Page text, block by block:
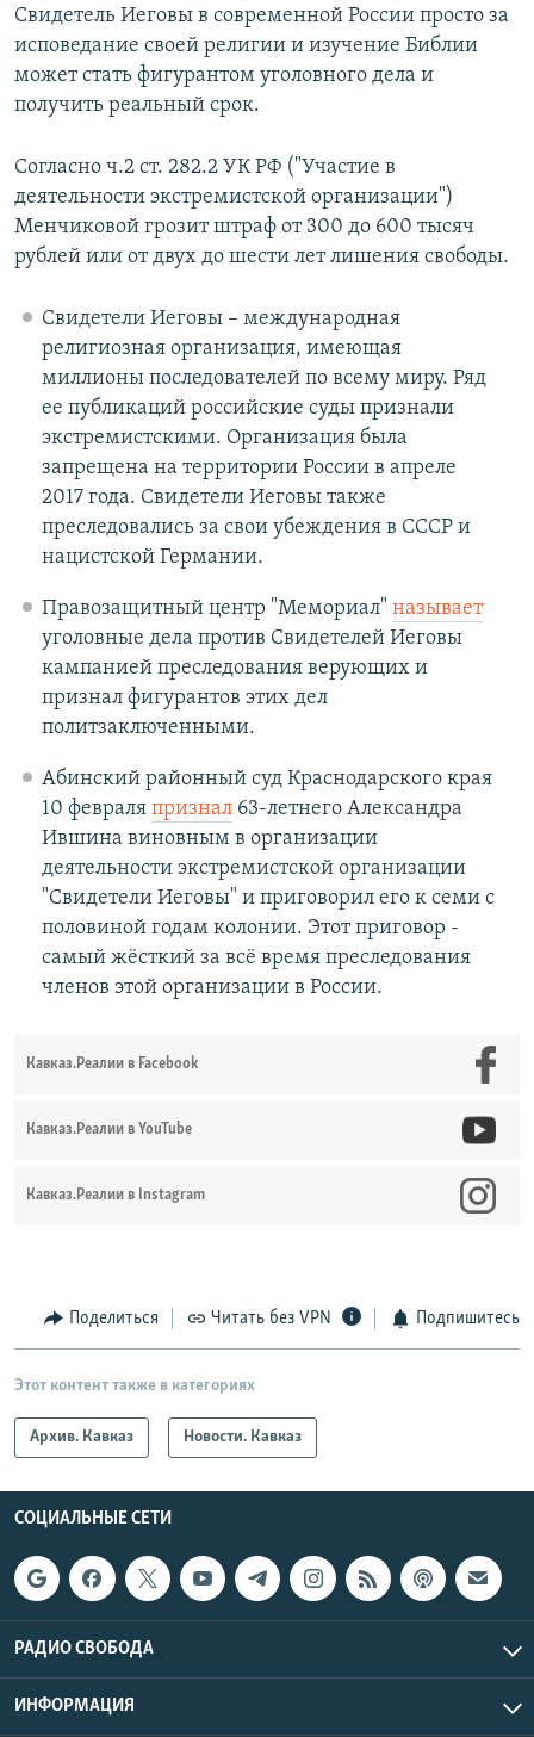
Свидетель Иеговы в современной России просто за
исповедание своей религии и изучение Библии
может стать фигурантом уголовного дела и
получить реальный срок.
Согласно ч.2 ст. 282.2 УК РФ ("Участие в
деятельности экстремистской организации")
Менчиковой грозит штраф от 300 до 600 тысяч
рублей или от двух до шести лет лишения свободы.
Свидетели Иеговы – международная
религиозная организация, имеющая
миллионы последователей по всему миру. Ряд
ее публикаций российские суды признали
экстремистскими. Организация была
запрещена на территории России в апреле
2017 года. Свидетели Иеговы также
преследовались за свои убеждения в СССР и
нацистской Германии.
Правозащитный центр "Мемориал" называет
уголовные дела против Свидетелей Иеговы
кампанией преследования верующих и
признал фигурантов этих дел
политзаключенными.
Абинский районный суд Краснодарского края
10 февраля признал63-летнего Александра
Ившина виновным в организации
деятельности экстремистской организации
"Свидетели Иеговы" и приговорил его к семи с
половиной годам колонии. Этот приговор -
самый жёсткий за всё время преследования
членов этой организации в России.
Кавказ.Реалии в Facebook
Кавказ.Реалии в YouTube
Кавказ.Реалии в Instagram
Поделиться Читать без VPN Подпишитесь
Этот контент также в категориях
Архив. Кавказ Новости. Кавказ
СОЦИАЛЬНЫЕ СЕТИ
РАДИО СВОБОДА
ИНФОРМАЦИЯ